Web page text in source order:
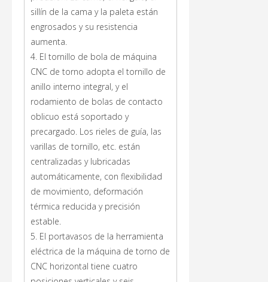
sillín de la cama y la paleta están
engrosados ​​y su resistencia
aumenta.
4. El tornillo de bola de máquina
CNC de torno adopta el tornillo de
anillo interno integral, y el
rodamiento de bolas de contacto
oblicuo está soportado y
precargado. Los rieles de guía, las
varillas de tornillo, etc. están
centralizadas y lubricadas
automáticamente, con flexibilidad
de movimiento, deformación
térmica reducida y precisión
estable.
5. El portavasos de la herramienta
eléctrica de la máquina de torno de
CNC horizontal tiene cuatro